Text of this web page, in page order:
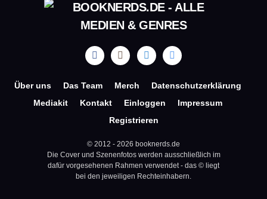
Über uns Das Team Merch
Datenschutzerklärung
Mediakit
Kontakt Einloggen
Impressum
Registrieren
© 2012 - 2026 booknerds.de
Die Cover und Szenenfotos werden ausschließlich im
dafür vorgesehenen Rahmen verwendet - das © liegt
bei den jeweiligen Rechteinhabern.